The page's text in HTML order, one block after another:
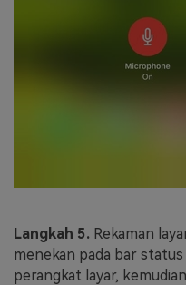
Langkah 5. Rekaman
menekan pada bar
perangkat layar,